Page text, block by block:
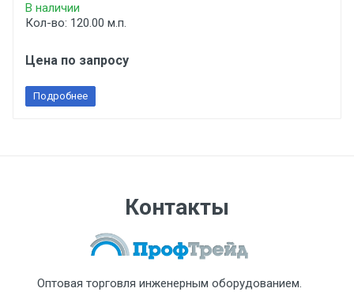
В наличии
Кол-во: 120.00 м.п.
Цена по запросу
Подробнее
Контакты
Оптовая торговля инженерным оборудованием.